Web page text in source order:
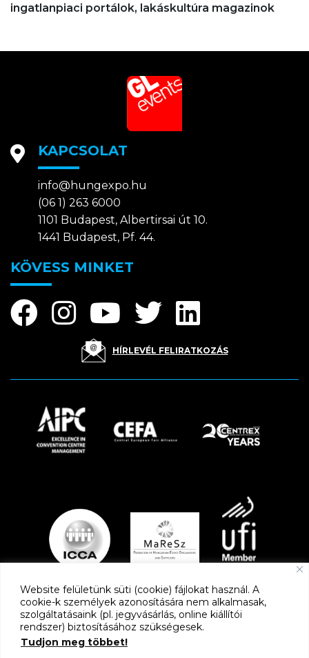
Website felületünk süti (cookie) fájlokat használ. A
cookie-k személyek azonosítására nem alkalmasak,
szolgáltatásaink (pl. jegyvásárlás, online kiállítói
rendszer) biztosításához szükségesek.
Tudjon meg többet!
ingatlanpiaci portálok, lakáskultúra magazinok
KAPCSOLAT
info@hungexpo.hu
(06 1) 263 6000
1101 Budapest, Albertirsai út 10.
1441 Budapest, Pf. 44.
KÖVESS MINKET
HÍRLEVÉL FELIRATKOZÁS
PARTNEREK